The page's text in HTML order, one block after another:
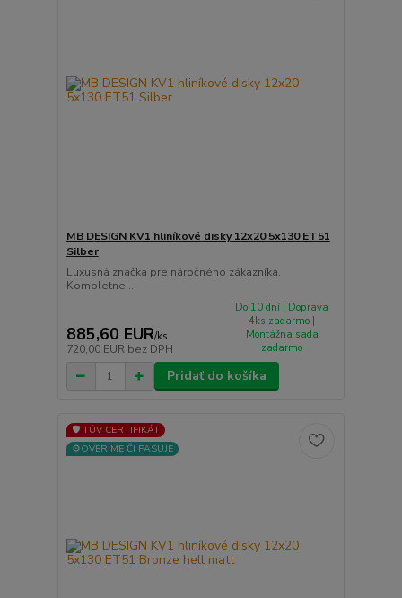
MB DESIGN KV1 hliníkové disky 12x20 5x130 ET51
Silber
Luxusná značka pre náročného zákazníka.
Kompletne ...
885,60 EUR/ks
720,00 EUR bez DPH
Do 10 dní | Doprava
4ks zadarmo |
Montážna sada
zadarmo
Pridať do košíka
🛡️ TÜV CERTIFIKÁT
⚙️OVERÍME ČI PASUJE